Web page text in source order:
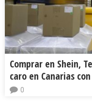
Comprar en Shein,
caro en Canarias
0